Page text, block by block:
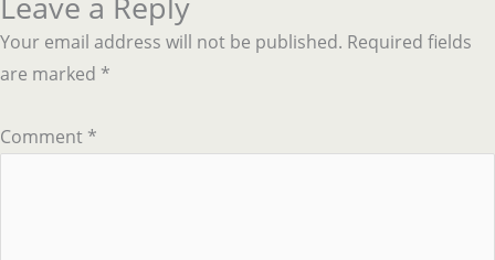
Your email address will not be published. Required fields
are marked *
Comment *